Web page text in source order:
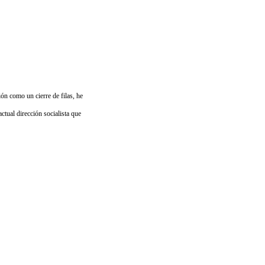
como un cierre de filas, he
dirección socialista que